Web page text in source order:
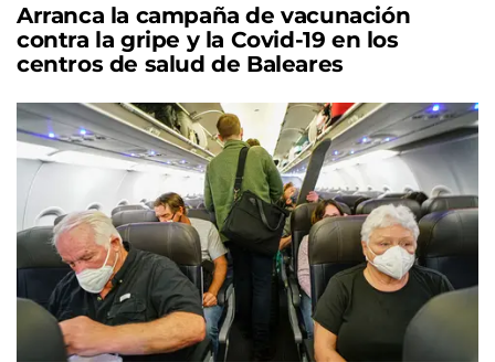
Arranca la campaña de vacunación
contra la gripe y la Covid-19 en los
centros de salud de Baleares